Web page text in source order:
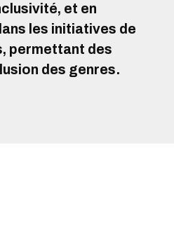
et en
les initiatives de
permettant des
des genres.